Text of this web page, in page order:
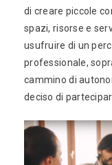
di creare piccole
spazi, risorse e
usufruire di un
professionale,
cammino di
deciso di